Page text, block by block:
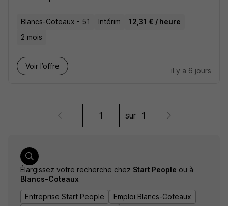
Blancs-Coteaux - 51 Intérim
12,31 € / heure
2 mois
Voir l’offre
il y a 6 jours
sur 1
Élargissez votre recherche chez Start People ou à
Blancs-Coteaux
Entreprise Start People
Emploi Blancs-Coteaux